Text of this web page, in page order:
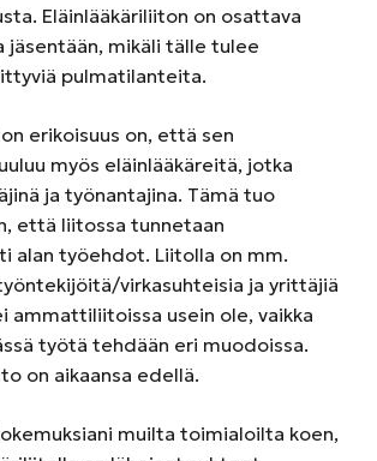
Eläinlääkäriliiton on osattava
jäsentään, mikäli tälle tulee
pulmatilanteita.
erikoisuus on, että sen
myös eläinlääkäreitä, jotka
ja työnantajina. Tämä tuo
että liitossa tunnetaan
alan työehdot. Liitolla on mm.
virkasuhteisia ja yrittäjiä
ammattiliitoissa usein ole, vaikka
työtä tehdään eri muodoissa.
on aikaansa edellä.
muilta toimialoilta koen,